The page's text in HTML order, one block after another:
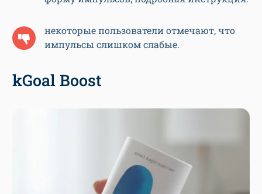
некоторые пользователи отмечают, что
импульсы слишком слабые.
kGoal Boost